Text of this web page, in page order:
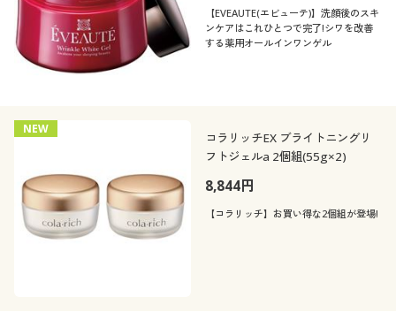
【EVEAUTE(エビューテ)】洗顔後のスキ
ンケアはこれひとつで完了!シワを改善
する薬用オールインワンゲル
NEW
コラリッチEX ブライトニングリ
フトジェルa 2個組(55g×2)
8,844円
【コラリッチ】お買い得な2個組が登場!